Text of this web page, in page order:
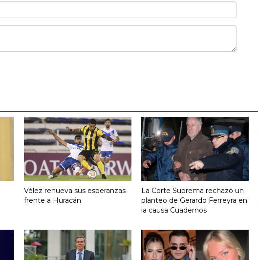
Vélez renueva sus esperanzas
frente a Huracán
La Corte Suprema rechazó un
planteo de Gerardo Ferreyra en
la causa Cuadernos